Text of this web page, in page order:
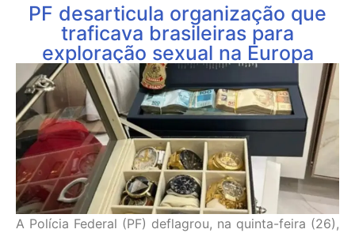
PF desarticula organização que
traficava brasileiras para
exploração sexual na Europa
A Polícia Federal (PF) deflagrou, na quinta-feira (26),